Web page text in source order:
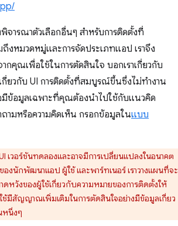
พิจารณาตัวเลือกอื่นๆ สำหรับการติดตั้งที่
งหมวดหมู่และการจัดประเภทแอป เราจึง
กคุณเพื่อใช้ในการตัดสินใจ บอกเราเกี่ยวกับ
กี่ยวกับ UI การติดตั้งที่สมบูรณ์ขึ้นซึ่งไม่ทำงาน
มีข้อมูลเฉพาะที่คุณต้องนำไปใช้กับแนวคิด
ามหรือความคิดเห็น กรอกข้อมูลในแบบ
เวอร์ชันทดลองและอาจมีการเปลี่ยนแปลงในอนาคต
งนักพัฒนาแอป ผู้ใช้ และพาร์ทเนอร์ เราวางแผนที่จะ
ดหวังของผู้ใช้เกี่ยวกับความหมายของการติดตั้งให้
ช้มีสัญญาณเพิ่มเติมในการตัดสินใจอย่างมีข้อมูลเกี่ยว
หนึ่งๆ